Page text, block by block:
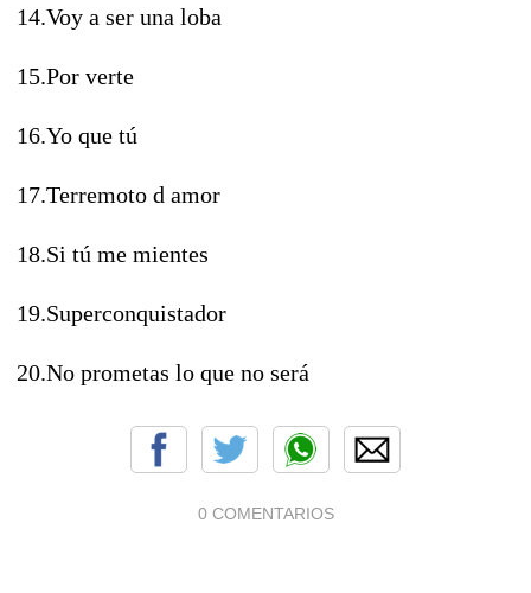
14.Voy a ser una loba
15.Por verte
16.Yo que tú
17.Terremoto d amor
18.Si tú me mientes
19.Superconquistador
20.No prometas lo que no será
0 COMENTARIOS